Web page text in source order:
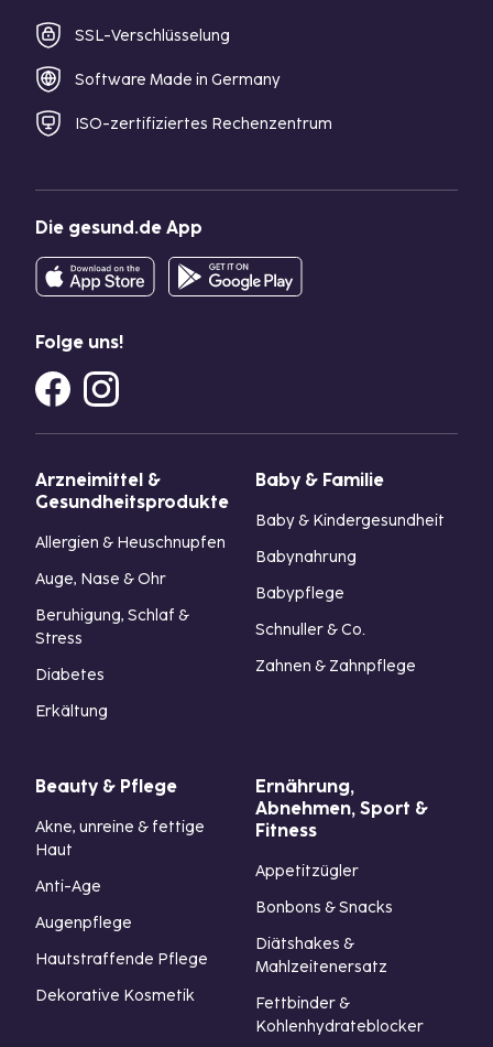
SSL-Verschlüsselung
Software Made in Germany
ISO-zertifiziertes Rechenzentrum
Die gesund.de App
Folge uns!
Arzneimittel &
Gesundheitsprodukte
Allergien & Heuschnupfen
Auge, Nase & Ohr
Beruhigung, Schlaf &
Stress
Diabetes
Erkältung
Baby & Familie
Baby & Kindergesundheit
Babynahrung
Babypflege
Schnuller & Co.
Zahnen & Zahnpflege
Beauty & Pflege
Akne, unreine & fettige
Haut
Anti-Age
Augenpflege
Hautstraffende Pflege
Dekorative Kosmetik
Ernährung,
Abnehmen, Sport &
Fitness
Appetitzügler
Bonbons & Snacks
Diätshakes &
Mahlzeitenersatz
Fettbinder &
Kohlenhydrateblocker